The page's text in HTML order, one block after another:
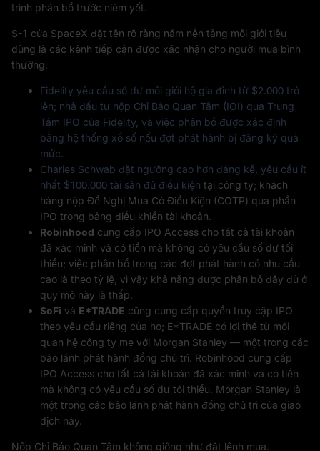
trình phân bổ trước niêm yết.
S-1 của SpaceX đặt tên rõ ràng năm nền tảng môi giới tiêu
dùng là các kênh tiếp cận được xác nhận cho người mua bình
thường:
Fidelity yêu cầu số dư môi giới hộ gia đình từ $2.000 trở
lên; nhà đầu tư nộp Chỉ Báo Quan Tâm (IOI) qua Trung
Tâm IPO của Fidelity, và việc phân bổ được xác định
bằng hệ thống xổ số nếu đợt phát hành bị đăng ký quá
mức.
Charles Schwab đặt ngưỡng cao hơn đáng kể, yêu cầu ít
nhất $100.000 tài sản đủ điều kiện tại công ty; khách
hàng nộp Đề Nghị Mua Có Điều Kiện (COTP) qua phần
IPO trong bảng điều khiển tài khoản.
Robinhood cung cấp IPO Access cho tất cả tài khoản
đã xác minh và có tiền mà không có yêu cầu số dư tối
thiểu; việc phân bổ trong các đợt phát hành có nhu cầu
cao là theo tỷ lệ, vì vậy khả năng được phân bổ đầy đủ ở
quy mô này là thấp.
SoFi và E*TRADE cũng cung cấp quyền truy cập IPO
theo yêu cầu riêng của họ; E*TRADE có lợi thế từ mối
quan hệ công ty mẹ với Morgan Stanley — một trong các
bảo lãnh phát hành đồng chủ trì. Robinhood cung cấp
IPO Access cho tất cả tài khoản đã xác minh và có tiền
mà không có yêu cầu số dư tối thiểu. Morgan Stanley là
một trong các bảo lãnh phát hành đồng chủ trì của giao
dịch này.
Nộp Chỉ Báo Quan Tâm không giống như đặt lệnh mua.